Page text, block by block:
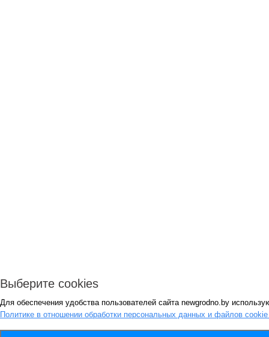
Выберите cookies
Для обеспечения удобства пользователей сайта newgrodno.by
Политике в отношении обработки персональных данных и файлов